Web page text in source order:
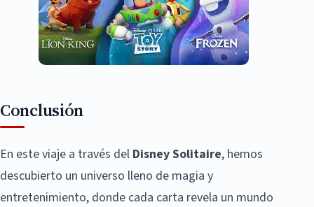
Conclusión
En este viaje a través del Disney Solitaire, hemos
descubierto un universo lleno de magia y
entretenimiento, donde cada carta revela un mundo